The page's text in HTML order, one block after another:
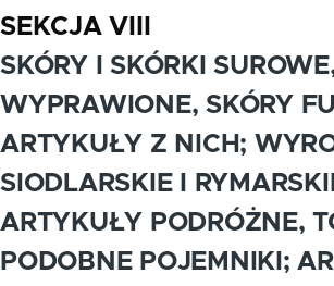
SEKCJA VIII
SKÓRY I SKÓRKI
WYPRAWIONE, SKÓRY
ARTYKUŁY Z NICH;
SIODLARSKIE I
ARTYKUŁY PODRÓŻNE,
PODOBNE POJEMNIKI;